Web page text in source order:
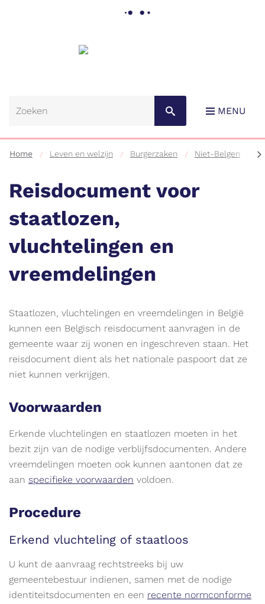
content
MENU
Home Leven en welzijn Burgerzaken Niet-Belgen
Reisdocument voor
staatlozen,
vluchtelingen en
vreemdelingen
Staatlozen, vluchtelingen en vreemdelingen in België
kunnen een Belgisch reisdocument aanvragen in de
gemeente waar zij wonen en ingeschreven staan. Het
reisdocument dient als het nationale paspoort dat ze
niet kunnen verkrijgen.
Voorwaarden
Erkende vluchtelingen en staatlozen moeten in het
bezit zijn van de nodige verblijfsdocumenten. Andere
vreemdelingen moeten ook kunnen aantonen dat ze
aan specifieke voorwaarden voldoen.
Procedure
Erkend vluchteling of staatloos
U kunt de aanvraag rechtstreeks bij uw
gemeentebestuur indienen, samen met de nodige
identiteitsdocumenten en een recente normconforme